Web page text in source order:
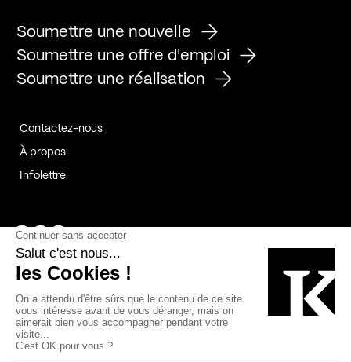
Soumettre une nouvelle
Soumettre une offre d'emploi
Soumettre une réalisation
Contactez-nous
À propos
Infolettre
Page Facebook de Kollectif
Page Instagram de Kollectif
Page Linkedin de Kollectif
Bâtiment-Durable-Québec-1
Esquisses-1